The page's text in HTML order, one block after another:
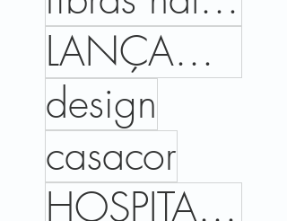
LANÇAMENTOS
design
casacor
HOSPITALIDADE